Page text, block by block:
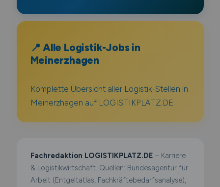
📍 Alle Logistik-Jobs in
Meinerzhagen
Komplette Übersicht aller Logistik-Stellen in
Meinerzhagen auf LOGISTIKPLATZ.DE.
Fachredaktion LOGISTIKPLATZ.DE – Karriere
& Logistikwirtschaft. Quellen: Bundesagentur für
Arbeit (Entgeltatlas, Fachkräftebedarfsanalyse),